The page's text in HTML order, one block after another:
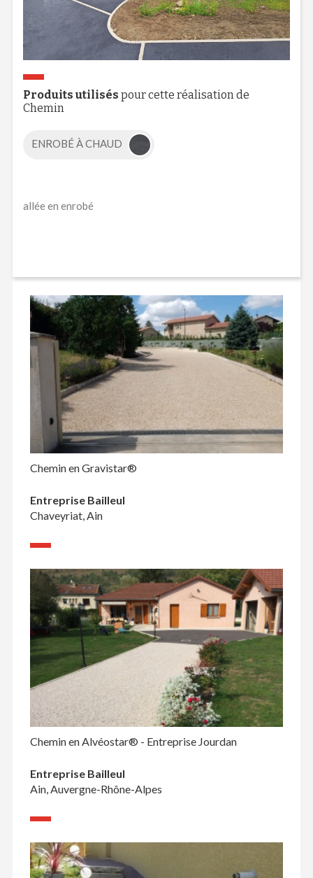
Produits utilisés pour cette réalisation de
Chemin
ENROBÉ À CHAUD
allée en enrobé
Chemin en Gravistar®
Entreprise Bailleul
Chaveyriat, Ain
Chemin en Alvéostar® - Entreprise Jourdan
Entreprise Bailleul
Ain, Auvergne-Rhône-Alpes